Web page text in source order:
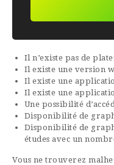
Il n’existe pas de
Il existe une version
Il existe une
Il existe une
Une possibilité
Disponibilité de
Disponibilité de
études avec un
Vous ne trouverez